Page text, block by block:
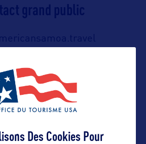
grand public
Suivre
Des Cookies Pour